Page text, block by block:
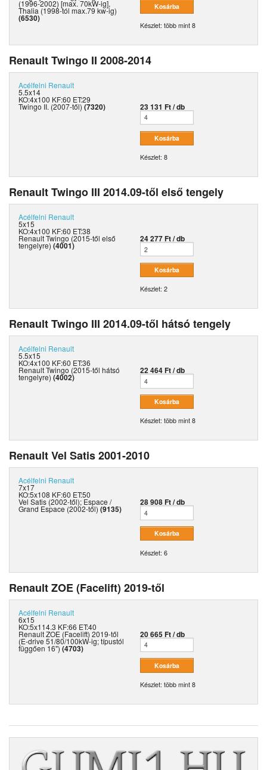
(1996-2002) [max. 70kW-ig],
Thalia (1998-tól max.79 kw-ig)
(6530)
Készlet: több mint 8
Renault Twingo II 2008-2014
Acélfelni Renault
5.5x14
KO:4x100 KF:60 ET:29
Twingo II. (2007-től) (7320) 23 131 Ft / db
Készlet: 8
Renault Twingo III 2014.09-től első tengely
Acélfelni Renault
5x15
KO:4x100 KF:60 ET:38
Renault Twingo (2015-től első
tengelyre) (4001)
24 277 Ft / db
Készlet: 2
Renault Twingo III 2014.09-től hátsó tengely
Acélfelni Renault
5.5x15
KO:4x100 KF:60 ET:36
Renault Twingo (2015-től hátsó
tengelyre) (4002)
22 464 Ft / db
Készlet: több mint 8
Renault Vel Satis 2001-2010
Acélfelni Renault
7x17
KO:5x108 KF:60 ET:50
Vel Satis (2002-től); Espace /
Grand Espace (2002-től) (9135)
28 908 Ft / db
Készlet: 6
Renault ZOE (Facelift) 2019-től
Acélfelni Renault
6x15
KO:5x114.3 KF:66 ET:40
Renault ZOE (Facelift) 2019-től
(E-drive 51/80/100kW-ig; típustól
függően 16") (4703)
20 665 Ft / db
Készlet: több mint 8